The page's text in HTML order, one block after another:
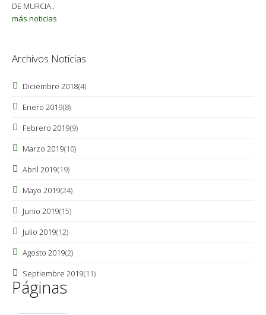
DE MURCIA..
más noticias
Archivos Noticias
Diciembre 2018(4)
Enero 2019(8)
Febrero 2019(9)
Marzo 2019(10)
Abril 2019(19)
Mayo 2019(24)
Junio 2019(15)
Julio 2019(12)
Agosto 2019(2)
Septiembre 2019(11)
Páginas